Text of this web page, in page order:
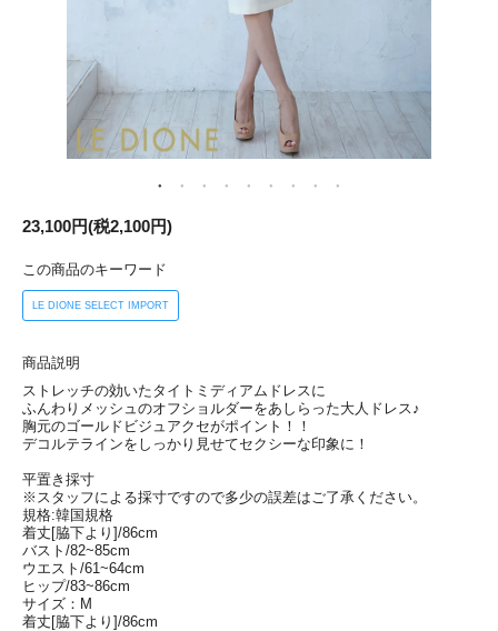
23,100円(税2,100円)
この商品のキーワード
LE DIONE SELECT IMPORT
商品説明
ストレッチの効いたタイトミディアムドレスに
ふんわりメッシュのオフショルダーをあしらった大人ドレス♪
胸元のゴールドビジュアクセがポイント！！
デコルテラインをしっかり見せてセクシーな印象に！
平置き採寸
※スタッフによる採寸ですので多少の誤差はご了承ください。
規格:韓国規格
着丈[脇下より]/86cm
バスト/82~85cm
ウエスト/61~64cm
ヒップ/83~86cm
サイズ：M
着丈[脇下より]/86cm